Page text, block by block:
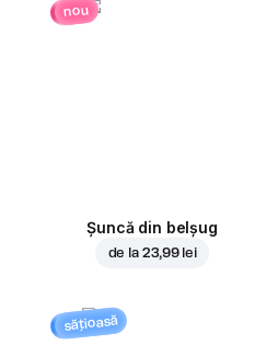
nou
Șuncă din belșug
de la 23,99 lei
sățioasă